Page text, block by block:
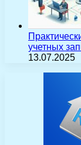
учетных
13.07.2025